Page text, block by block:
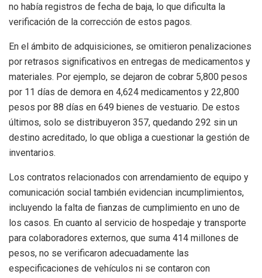
no había registros de fecha de baja, lo que dificulta la
verificación de la corrección de estos pagos.
En el ámbito de adquisiciones, se omitieron penalizaciones
por retrasos significativos en entregas de medicamentos y
materiales. Por ejemplo, se dejaron de cobrar 5,800 pesos
por 11 días de demora en 4,624 medicamentos y 22,800
pesos por 88 días en 649 bienes de vestuario. De estos
últimos, solo se distribuyeron 357, quedando 292 sin un
destino acreditado, lo que obliga a cuestionar la gestión de
inventarios.
Los contratos relacionados con arrendamiento de equipo y
comunicación social también evidencian incumplimientos,
incluyendo la falta de fianzas de cumplimiento en uno de
los casos. En cuanto al servicio de hospedaje y transporte
para colaboradores externos, que suma 414 millones de
pesos, no se verificaron adecuadamente las
especificaciones de vehículos ni se contaron con